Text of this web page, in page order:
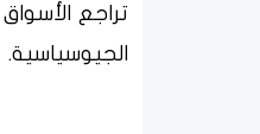
تراجع
الجيوسياسية.